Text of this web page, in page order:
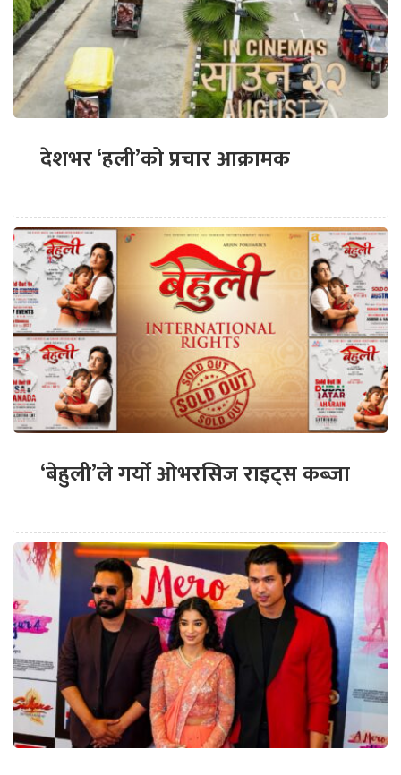
देशभर ‘हली’को प्रचार आक्रामक
‘बेहुली’ले गर्यो ओभरसिज राइट्स कब्जा